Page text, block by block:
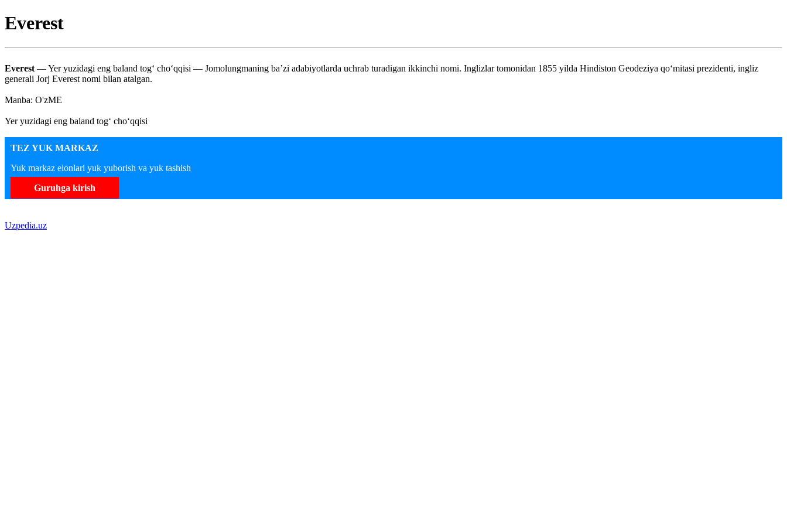
Everest
Everest — Yer yuzidagi eng baland tog‘ cho‘qqisi — Jomolungmaning ba’zi adabiyotlarda uchrab turadigan ikkinchi nomi. Inglizlar tomonidan 1855 yilda Hindiston Geodeziya qo‘mitasi prezidenti, ingliz
generali Jorj Everest nomi bilan atalgan.
Manba: O'zME
Yer yuzidagi eng baland tog‘ cho‘qqisi
TEZ YUK MARKAZ
Yuk markaz elonlari yuk yuborish va yuk tashish
Guruhga kirish
Uzpedia.uz